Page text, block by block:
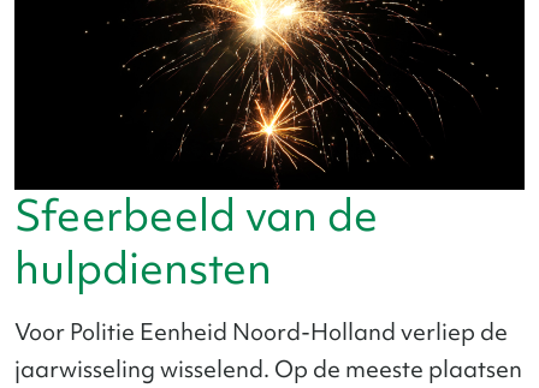
Sfeerbeeld van de
hulpdiensten
Voor Politie Eenheid Noord-Holland verliep de
jaarwisseling wisselend. Op de meeste plaatsen